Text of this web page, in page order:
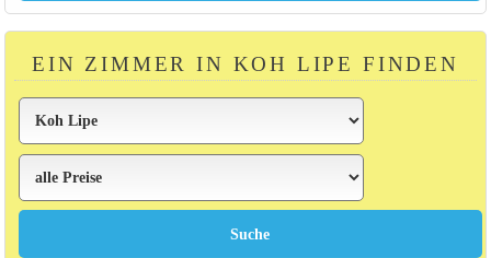
EIN ZIMMER IN KOH LIPE FINDEN